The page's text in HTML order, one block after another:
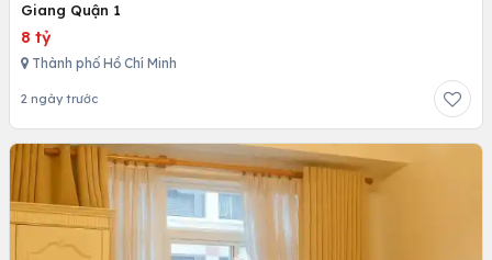
Giang Quận 1
8 tỷ
Thành phố Hồ Chí Minh
2 ngày trước